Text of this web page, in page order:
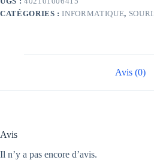
CATÉGORIES :INFORMATIQUE,
Avis (0)
Avis
Il n’y a pas encore d’avis.